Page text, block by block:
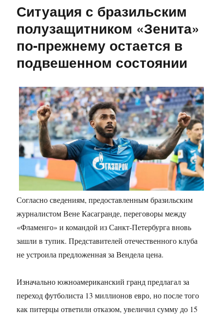
Ситуация с бразильским
полузащитником «Зенита»
по-прежнему остается в
подвешенном состоянии
Согласно сведениям, предоставленным бразильским
журналистом Вене Касагранде, переговоры между
«Фламенго» и командой из Санкт-Петербурга вновь
зашли в тупик. Представителей отечественного клуба
не устроила предложенная за Вендела цена.
Изначально южноамериканский гранд предлагал за
переход футболиста 13 миллионов евро, но после того
как питерцы ответили отказом, увеличил сумму до 15